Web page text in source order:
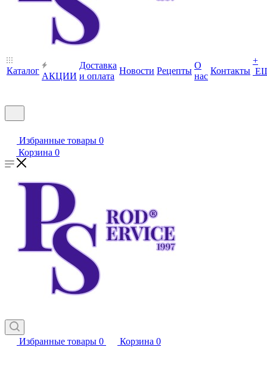
Каталог
АКЦИИ
Доставка
и оплата
Новости Рецепты
О
нас
Контакты
+
Избранные товары 0
Корзина 0
Избранные товары 0 Корзина 0